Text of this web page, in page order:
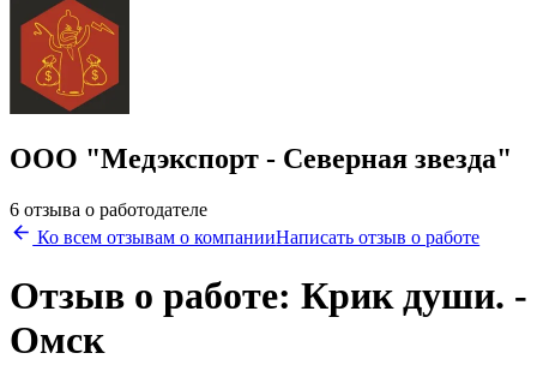
ООО "Медэкспорт - Северная звезда"
6 отзыва о работодателе
Ко всем отзывам о компанииНаписать отзыв о работе
Отзыв о работе: Крик души. -
Омск